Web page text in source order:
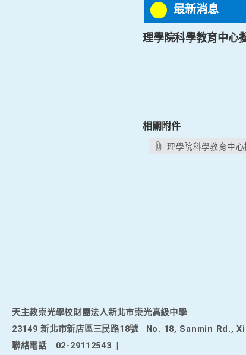
最新消息
理學院科學教育中心
相關附件
理學院科學教育中
天主教崇光學校財團法人新北市崇光高級中學
23149 新北市新店區三民路18號
No. 18, Sanmin Rd.,
聯絡電話
02-29112543